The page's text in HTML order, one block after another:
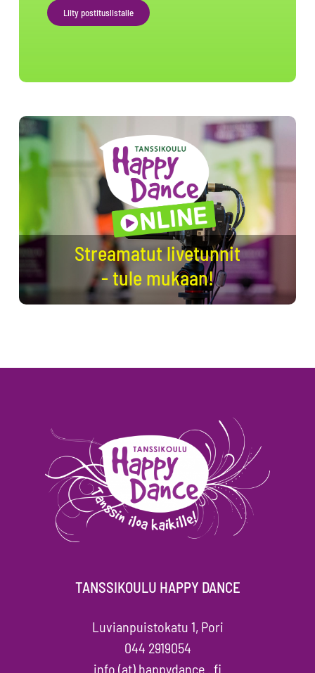
Liity postituslistalle
Streamatut livetunnit
- tule mukaan!
TANSSIKOULU HAPPY DANCE
Luvianpuistokatu 1, Pori
044 2919054
info (at) happydance . fi